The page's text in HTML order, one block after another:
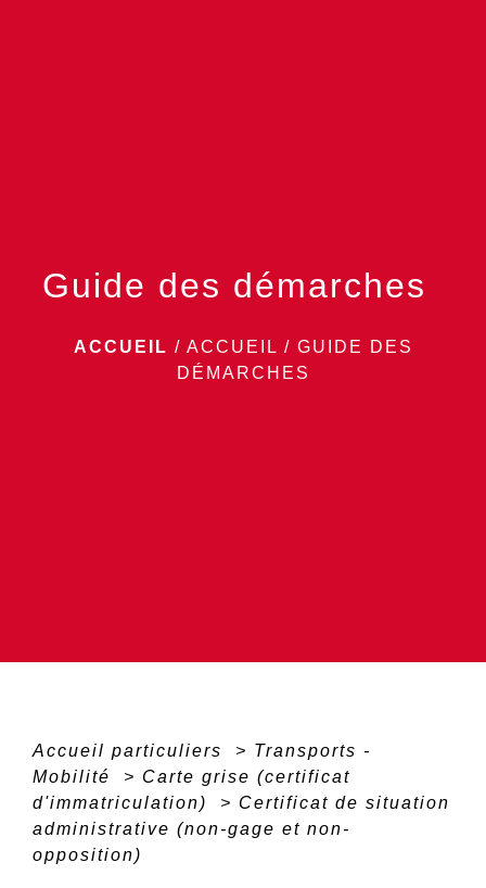
Guide des démarches
ACCUEIL / ACCUEIL / GUIDE DES
DÉMARCHES
Accueil particuliers > Transports -
Mobilité
> Carte grise (certificat
d'immatriculation)
> Certificat de situation
administrative (non-gage et non-
opposition)